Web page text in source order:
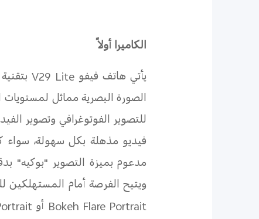
الكاميرا أولاً
يأتي هاتف فيفو V29 Lite
الصورة البصرية مماثل لمستويات
للتصوير الفوتوغرافي وتصوير
فيديو مذهلة بكل سهولة، سواء
ويتيح الفرصة أمام
Bokeh Flare Portrait أو